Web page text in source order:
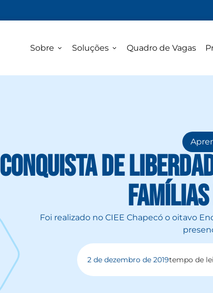
Sobre Soluções Quadro de Vagas
Conquista de
Famílias
Foi realizado no CIEE Chapecó o oitavo
2 de dezembro de 2019tempo de